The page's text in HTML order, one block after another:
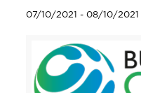
07/10/2021 - 08/10/2021